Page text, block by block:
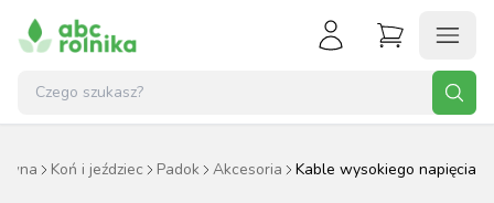
Koń i jeździec Padok Akcesoria Kable wysokiego napięcia